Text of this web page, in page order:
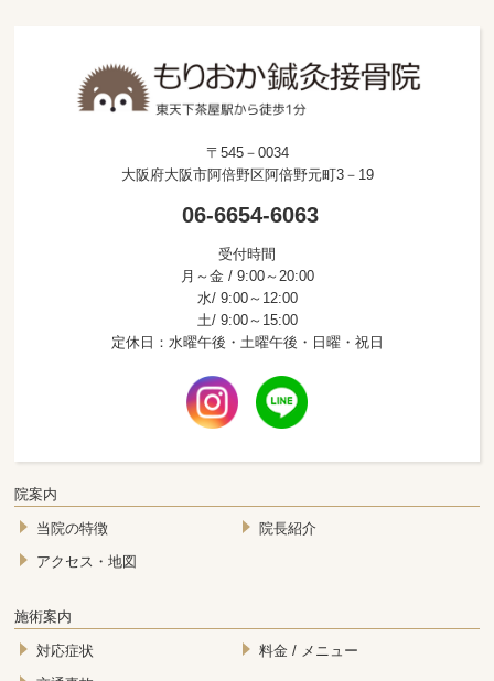
〒545－0034
大阪府大阪市阿倍野区阿倍野元町3－19
06-6654-6063
受付時間
月～金 / 9:00～20:00
水/ 9:00～12:00
土/ 9:00～15:00
定休日：水曜午後・土曜午後・日曜・祝日
院案内
当院の特徴
院長紹介
アクセス・地図
施術案内
対応症状
料金 / メニュー